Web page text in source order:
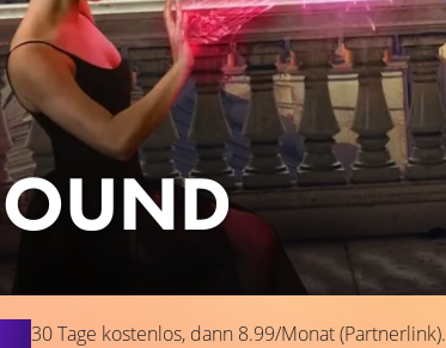
30 Tage kostenlos, dann 8.99/Monat (Partnerlink).